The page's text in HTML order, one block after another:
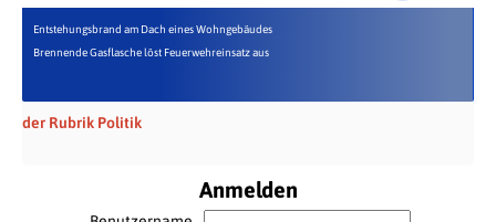
Entstehungsbrand am Dach eines Wohngebäudes
Brennende Gasflasche löst Feuerwehreinsatz aus
der Rubrik Politik
Anmelden